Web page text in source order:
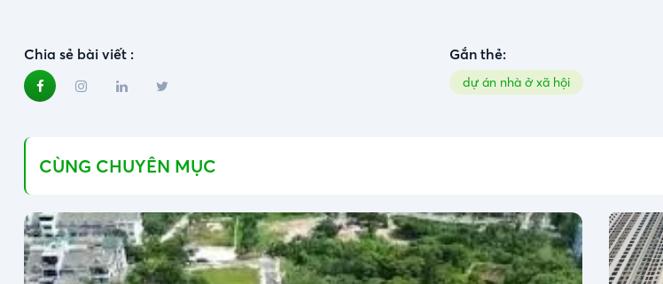
Chia sẻ bài viết : Gắn thẻ:
dự án nhà ở xã hội
CÙNG CHUYÊN MỤC